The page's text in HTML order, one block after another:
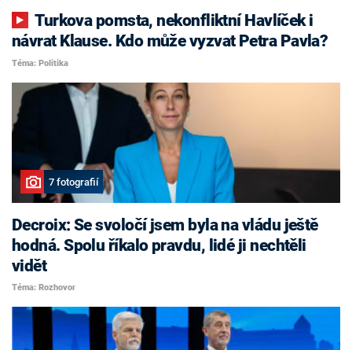
Turkova pomsta, nekonfliktní Havlíček i
návrat Klause. Kdo může vyzvat Petra Pavla?
Téma: Politika
7 fotografií
Decroix: Se svoločí jsem byla na vládu ještě
hodná. Spolu říkalo pravdu, lidé ji nechtěli
vidět
Téma: Rozhovor